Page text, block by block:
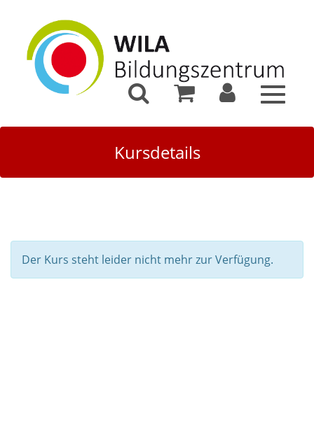
Toggle
Kursdetails
Der Kurs steht leider nicht mehr zur Verfügung.